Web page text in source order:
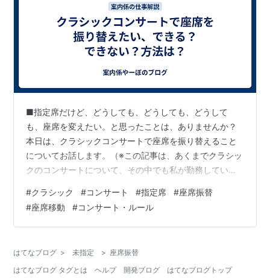
■指定席だけど、どうしても、どうしても、どうして
も、座席を変えたい。と思ったことは、ありませんか？
本日は、クラシックコンサートで座席を振り替えること
についてお話します。（※この記事は、あくまでクラシッ
クのコンサートについて、その中でも私が勤務している
あることをご承知おきください。）■まず、基本的なこ
とですが、一度購入したチケットの座席を変更すること
はできません。なので、座席を変更するということは、
は、ただ単に座るための場所ではなく、お客様は、そこ
に座る権利を買っていて、その証明がチケットなので
#クラシック #コンサート #指定席 #座席振替
#座席移動 #コンサート・ルール
はてなブログ > 未指定 > 座席振替
はてなブログ タグとは
ヘルプ 開発ブログ はてなブログトップ